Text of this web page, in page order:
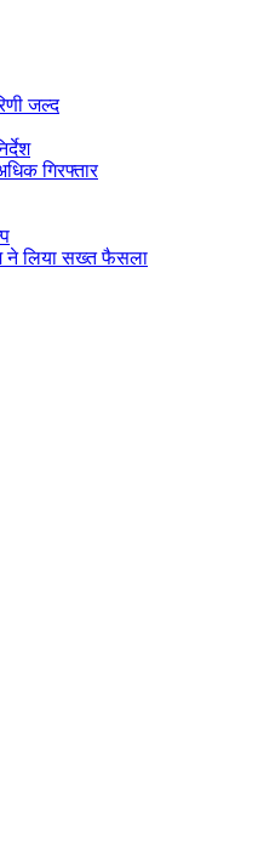
जल्द
गिरफ्तार
ने लिया सख्त फैसला